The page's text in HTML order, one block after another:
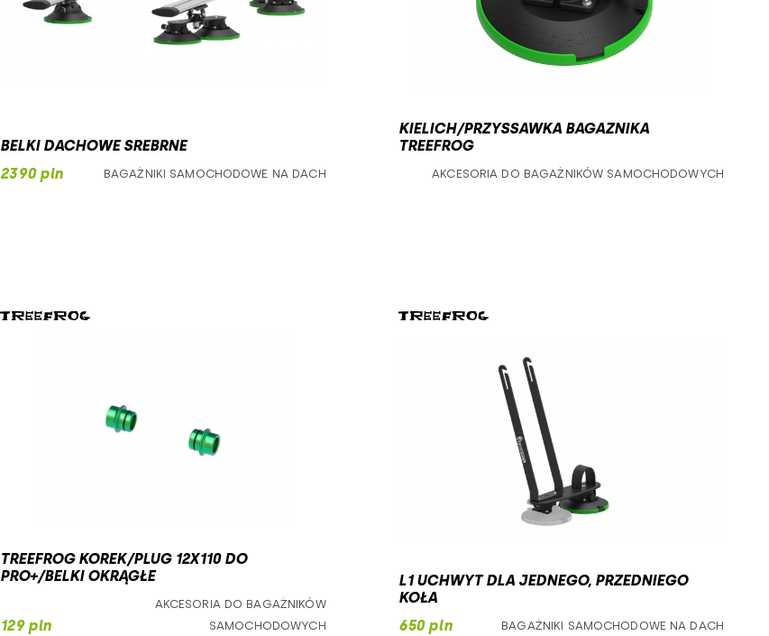
BELKI DACHOWE SREBRNE
2390 pln
BAGAŻNIKI SAMOCHODOWE NA DACH
KIELICH/PRZYSSAWKA BAGAZNIKA
TREEFROG
AKCESORIA DO BAGAŻNIKÓW SAMOCHODOWYCH
TREEFROG KOREK/PLUG 12X110 DO
PRO+/BELKI OKRĄGŁE
129 pln
AKCESORIA DO BAGAŻNIKÓW
SAMOCHODOWYCH
L1 UCHWYT DLA JEDNEGO, PRZEDNIEGO
KOŁA
650 pln
BAGAŻNIKI SAMOCHODOWE NA DACH